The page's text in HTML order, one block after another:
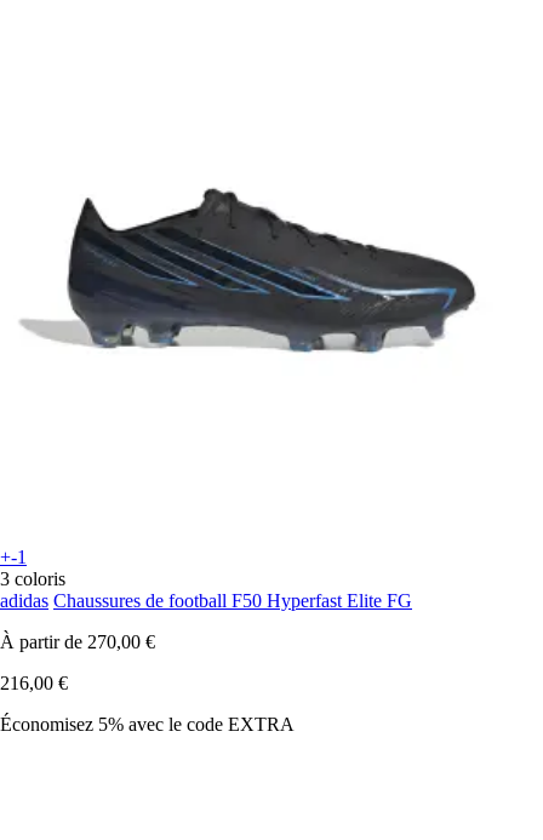
+-1
3 coloris
adidas Chaussures de football F50 Hyperfast Elite FG
À partir de 270,00 €
216,00 €
Économisez 5% avec le code EXTRA